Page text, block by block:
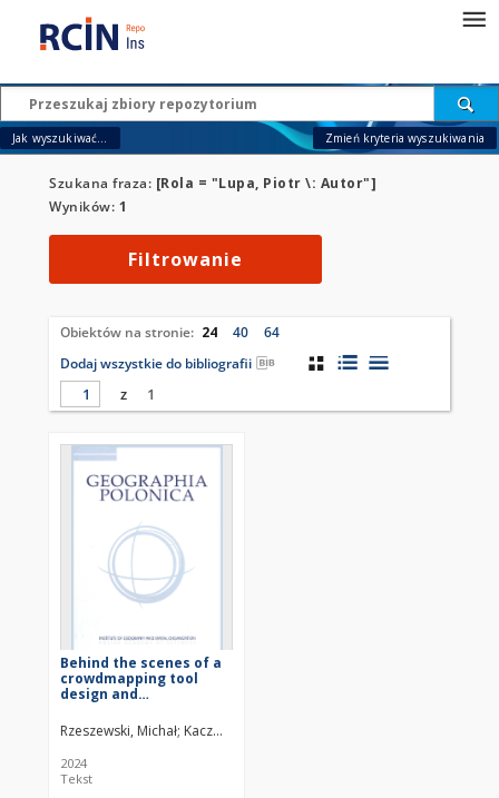
Jak wyszukiwać... Zmień kryteria wyszukiwania
Szukana fraza: [Rola = "Lupa, Piotr \: Autor"]
Wyników: 1
Filtrowanie
Obiektów na stronie: 24 40
64
Dodaj wszystkie do bibliografii
z
1
Behind the scenes of a
crowdmapping tool
design and
Guidelines for
participatory mapping
practices in a
multicultural
environment
Rzeszewski, Michał Kaczmarek, Patryk
2024
Tekst